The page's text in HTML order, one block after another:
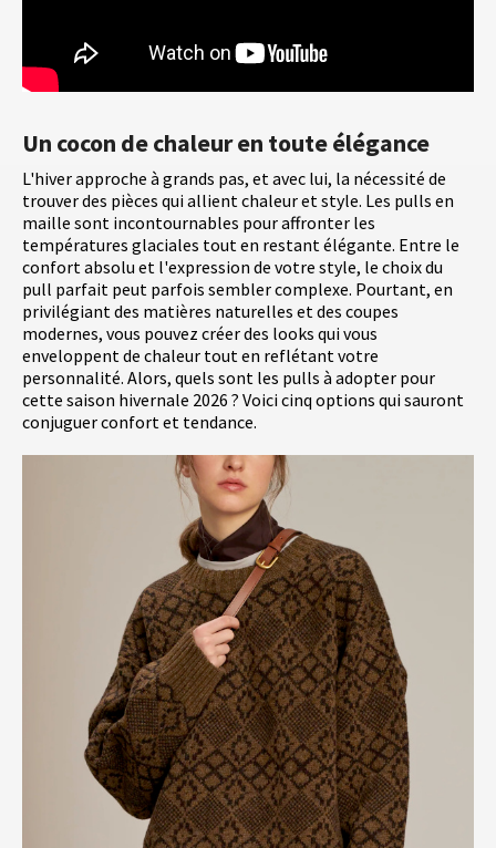
Un cocon de chaleur en toute élégance
L'hiver approche à grands pas, et avec lui, la nécessité de
trouver des pièces qui allient chaleur et style. Les pulls en
maille sont incontournables pour affronter les
températures glaciales tout en restant élégante. Entre le
confort absolu et l'expression de votre style, le choix du
pull parfait peut parfois sembler complexe. Pourtant, en
privilégiant des matières naturelles et des coupes
modernes, vous pouvez créer des looks qui vous
enveloppent de chaleur tout en reflétant votre
personnalité. Alors, quels sont les pulls à adopter pour
cette saison hivernale 2026 ? Voici cinq options qui sauront
conjuguer confort et tendance.